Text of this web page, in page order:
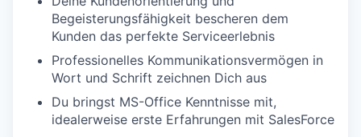
Begeisterungsfähigkeit bescheren dem
Kunden das perfekte Serviceerlebnis
Professionelles Kommunikationsvermögen in
Wort und Schrift zeichnen Dich aus
Du bringst MS-Office Kenntnisse mit,
idealerweise erste Erfahrungen mit SalesForce